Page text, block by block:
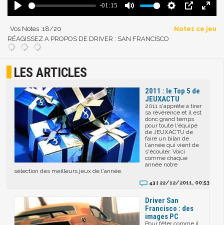
Vos Notes :18/20
Notez ce jeu
RÉAGISSEZ A PROPOS DE DRIVER : SAN FRANCISCO
LES ARTICLES
2011 : le Top 5 de
JEUXACTU
2011 s'apprête à tirer
sa révérence et il est
donc grand temps
pour toute l'équipe
de JEUXACTU de
faire un bilan de
l'année qui vient de
s'écouler. Voici
comme chaque
année notre
sélection des meilleurs jeux de l'année.
43 | 22/12/2011, 00:53
Driver San
Francisco : des
images PC
Pour fêter comme il